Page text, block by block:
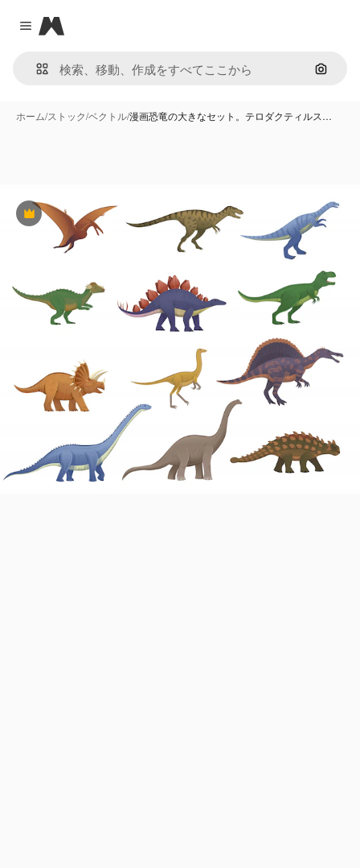
Close menu
Magnific
画像で
ホーム/ストック/ベクトル/漫画恐竜の大きなセット。テロダクティルス…
Premium